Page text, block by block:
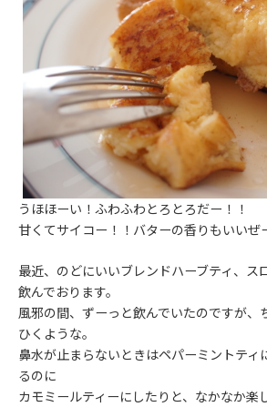
うほほーい！ふわふわとろとろだー！！
甘くてサイコー！！バターの香りもいいぜ
最近、のどにいいブレンドハーブティ、ス
飲んでおります。
風邪の間、ずーっと飲んでいたのですが、
ひくような。
鼻水が止まらないときはペパーミントティ
るのに
カモミールティーにしたりと、なかなか楽